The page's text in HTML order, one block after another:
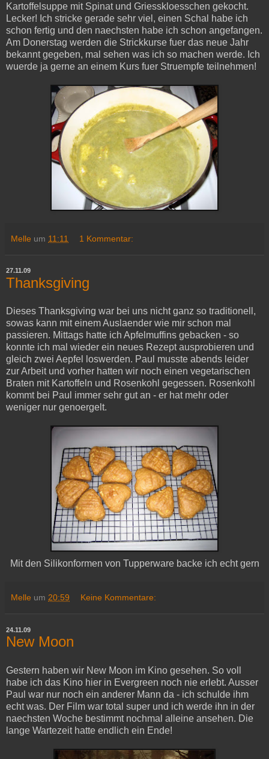
Kartoffelsuppe mit Spinat und Griesskloesschen gekocht.
Lecker! Ich stricke gerade sehr viel, einen Schal habe ich
schon fertig und den naechsten habe ich schon angefangen.
Am Donerstag werden die Strickkurse fuer das neue Jahr
bekannt gegeben, mal sehen was ich so machen werde. Ich
wuerde ja gerne an einem Kurs fuer Struempfe teilnehmen!
Melle um 11:11 1 Kommentar:
27.11.09
Thanksgiving
Dieses Thanksgiving war bei uns nicht ganz so traditionell,
sowas kann mit einem Auslaender wie mir schon mal
passieren. Mittags hatte ich Apfelmuffins gebacken - so
konnte ich mal wieder ein neues Rezept ausprobieren und
gleich zwei Aepfel loswerden. Paul musste abends leider
zur Arbeit und vorher hatten wir noch einen vegetarischen
Braten mit Kartoffeln und Rosenkohl gegessen. Rosenkohl
kommt bei Paul immer sehr gut an - er hat mehr oder
weniger nur genoergelt.
Mit den Silikonformen von Tupperware backe ich echt gern
Melle um 20:59 Keine Kommentare:
24.11.09
New Moon
Gestern haben wir New Moon im Kino gesehen. So voll
habe ich das Kino hier in Evergreen noch nie erlebt. Ausser
Paul war nur noch ein anderer Mann da - ich schulde ihm
echt was. Der Film war total super und ich werde ihn in der
naechsten Woche bestimmt nochmal alleine ansehen. Die
lange Wartezeit hatte endlich ein Ende!